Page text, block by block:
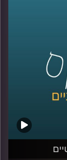
המפרץ
בנוגע
העניין
מביה"ס
ובאמצע